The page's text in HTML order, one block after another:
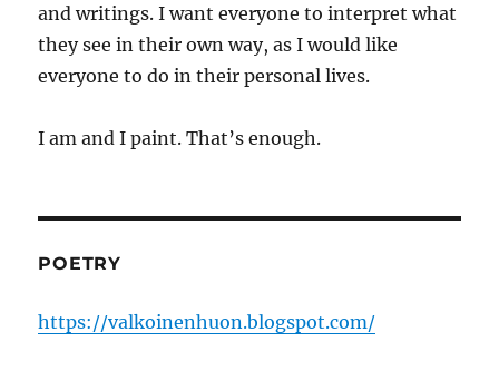
and writings. I want everyone to interpret what
they see in their own way, as I would like
everyone to do in their personal lives.
I am and I paint. That’s enough.
POETRY
https://valkoinenhuon.blogspot.com/